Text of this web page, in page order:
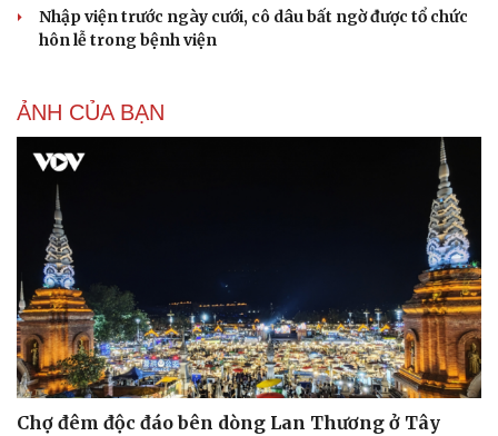
Tư vấn
check-in
Nhập viện trước ngày cưới, cô dâu bất ngờ được tổ chức
hôn lễ trong bệnh viện
ẢNH CỦA BẠN
Chợ đêm độc đáo bên dòng Lan Thương ở Tây